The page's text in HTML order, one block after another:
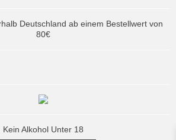
Deutschland ab einem Bestellwert von
80€
Kein Alkohol Unter 18